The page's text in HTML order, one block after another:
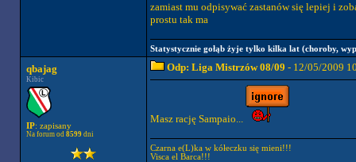
zamiast mu odpisywać zastanów się lepiej i
prostu tak ma
Statystycznie gołąb żyje tylko kilka lat (choroby,
qbajag
Kibic
IP: zapisany
Na forum od 8599dni
Odp: Liga Mistrzów 08/09 - 12/05/2009
Masz rację Sampaio...
Czarna e(L)ka w kółeczku się mieni!!!
Visca el Barca!!!